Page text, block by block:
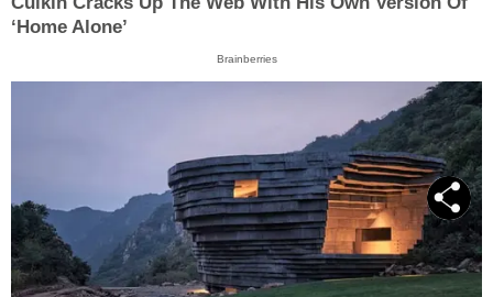
‘Home Alone’
Brainberries